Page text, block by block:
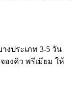
างประเภท 3-5 วัน
องคิว พรีเมียม ให้